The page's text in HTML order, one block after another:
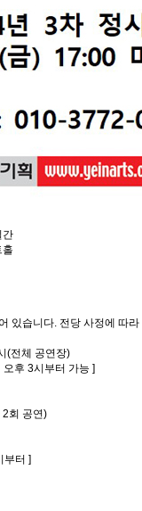
간
홀
습니다. 전당 사정에 따
(전체 공연장)
후 3시부터 가능 ]
2회 공연)
부터 ]